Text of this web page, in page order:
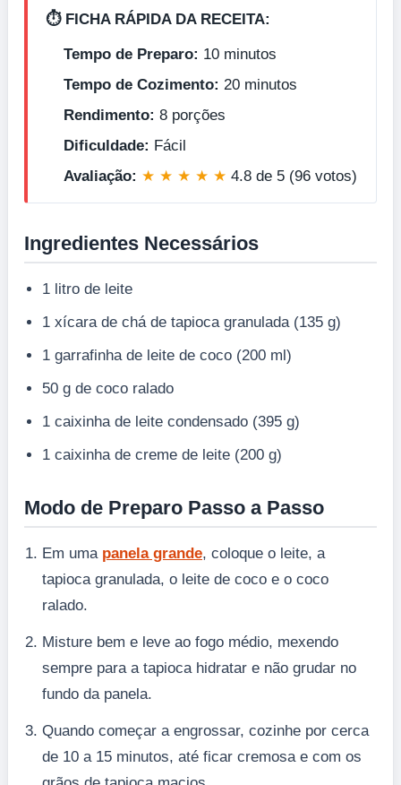
⏱️ FICHA RÁPIDA DA RECEITA:
Tempo de Preparo: 10 minutos
Tempo de Cozimento: 20 minutos
Rendimento: 8 porções
Dificuldade: Fácil
Avaliação: ★ ★ ★ ★ ★ 4.8 de 5 (96 votos)
Ingredientes Necessários
1 litro de leite
1 xícara de chá de tapioca granulada (135 g)
1 garrafinha de leite de coco (200 ml)
50 g de coco ralado
1 caixinha de leite condensado (395 g)
1 caixinha de creme de leite (200 g)
Modo de Preparo Passo a Passo
Em uma panela grande, coloque o leite, a
tapioca granulada, o leite de coco e o coco
ralado.
Misture bem e leve ao fogo médio, mexendo
sempre para a tapioca hidratar e não grudar no
fundo da panela.
Quando começar a engrossar, cozinhe por cerca
de 10 a 15 minutos, até ficar cremosa e com os